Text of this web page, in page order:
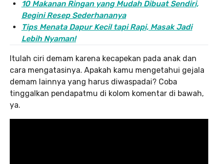
10 Makanan Ringan yang Mudah Dibuat Sendiri,
Begini Resep Sederhananya
Tips Menata Dapur Kecil tapi Rapi, Masak Jadi
Lebih Nyaman!
Itulah ciri demam karena kecapekan pada anak dan
cara mengatasinya. Apakah kamu mengetahui gejala
demam lainnya yang harus diwaspadai? Coba
tinggalkan pendapatmu di kolom komentar di bawah,
ya.